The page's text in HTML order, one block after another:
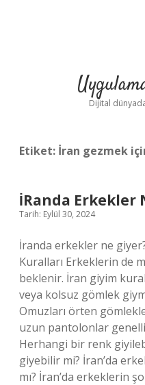
Dijital
Etiket: İran gezmek
İRanda Erkekler
Tarih: Eylül 30, 2024
İranda erkekler ne
Kuralları Erkeklerin de
beklenir. İran giyim
veya kolsuz gömlek
Omuzları örten
uzun pantolonlar
Herhangi bir renk
giyebilir mi? İran’da
mı? İran’da erkeklerin